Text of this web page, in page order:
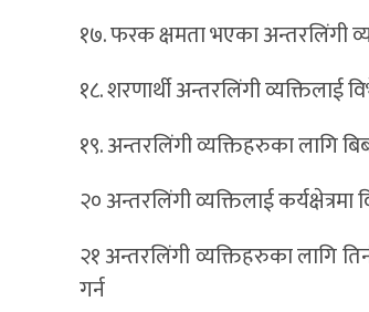
१७. फरक क्षमता भएका अन्तरलिंगी
१८. शरणार्थी अन्तरलिंगी
१९. अन्तरलिंगी व्यक्तिहरुका लागि
२० अन्तरलिंगी व्यक्तिलाई
२१ अन्तरलिंगी व्यक्तिहरुका लागि
गर्न